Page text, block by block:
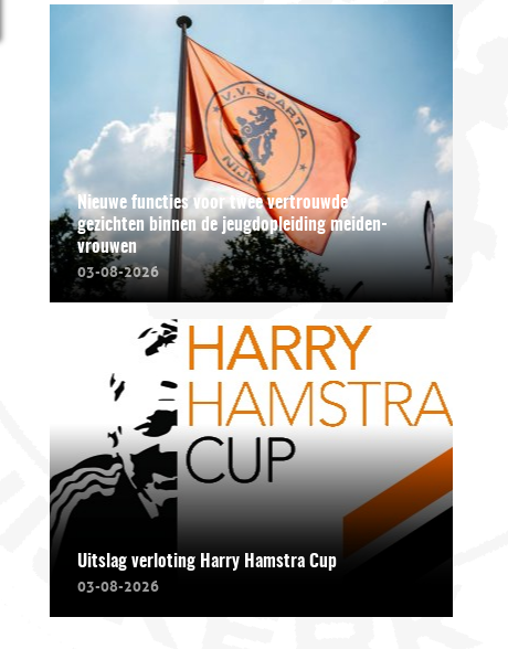
Nieuwe functies voor twee vertrouwde
gezichten binnen de jeugdopleiding meiden-
vrouwen
03-08-2026
Uitslag verloting Harry Hamstra Cup
03-08-2026